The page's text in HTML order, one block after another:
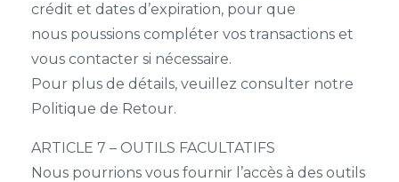
crédit et dates d’expiration, pour que
nous poussions compléter vos transactions et
vous contacter si nécessaire.
Pour plus de détails, veuillez consulter notre
Politique de Retour.
ARTICLE 7 – OUTILS FACULTATIFS
Nous pourrions vous fournir l’accès à des outils